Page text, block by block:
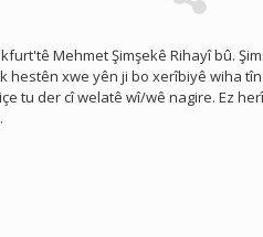
Mehmet Şimşekê Rihayî bû.
hestên xwe yên ji bo xerîbiyê wiha
tu der cî welatê wî/wê nagire. Ez herî